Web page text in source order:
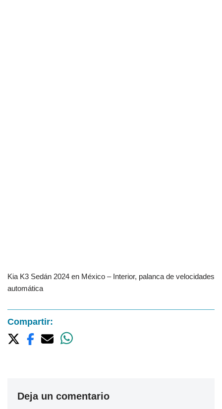
Kia K3 Sedán 2024 en México – Interior, palanca de velocidades
automática
Compartir:
Deja un comentario